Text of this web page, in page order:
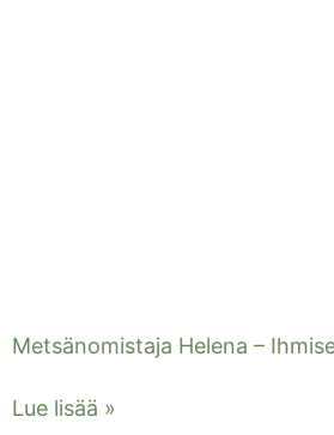
Metsänomistaja Helena –
Lue lisää »